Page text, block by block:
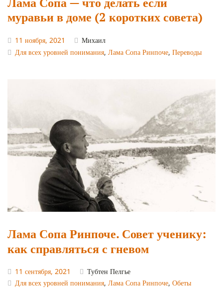
муравьи в доме (2 коротких совета)
11 ноября, 2021
Михаил
Для всех уровней понимания, Лама Сопа Ринпоче, Переводы
Лама Сопа Ринпоче. Совет ученику:
как справляться с гневом
11 сентября, 2021
Тубтен Пелгье
Для всех уровней понимания, Лама Сопа Ринпоче, Обеты